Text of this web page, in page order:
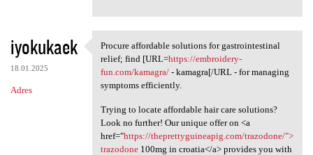
iyokukaek
18.01.2025
Adres
Procure affordable solutions
Procure affordable solutions for gastrointestinal
relief; find [URL=https://embroidery-
fun.com/kamagra/- kamagra[/URL - for managing
symptoms efficiently.
Trying to locate affordable hair care solutions?
Look no further! Our unique offer on <a
href="https://theprettyguineapig.com/trazodone/">
trazodone100mg in croatia</a> provides you with